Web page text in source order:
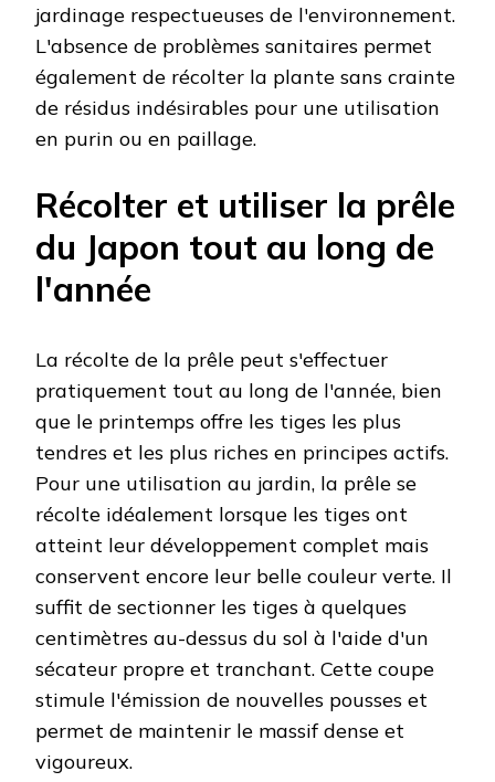
jardinage respectueuses de l'environnement.
L'absence de problèmes sanitaires permet
également de récolter la plante sans crainte
de résidus indésirables pour une utilisation
en purin ou en paillage.
Récolter et utiliser la prêle
du Japon tout au long de
l'année
La récolte de la prêle peut s'effectuer
pratiquement tout au long de l'année, bien
que le printemps offre les tiges les plus
tendres et les plus riches en principes actifs.
Pour une utilisation au jardin, la prêle se
récolte idéalement lorsque les tiges ont
atteint leur développement complet mais
conservent encore leur belle couleur verte. Il
suffit de sectionner les tiges à quelques
centimètres au-dessus du sol à l'aide d'un
sécateur propre et tranchant. Cette coupe
stimule l'émission de nouvelles pousses et
permet de maintenir le massif dense et
vigoureux.